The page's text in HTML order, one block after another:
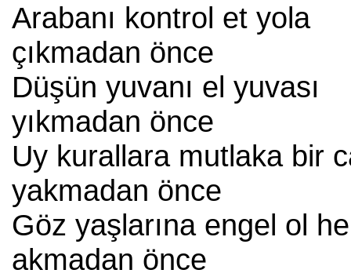
Arabanı kontrol et yola
çıkmadan önce
Düşün yuvanı el yuvası
yıkmadan önce
Uy kurallara mutlaka bir
yakmadan önce
Göz yaşlarına engel ol
akmadan önce